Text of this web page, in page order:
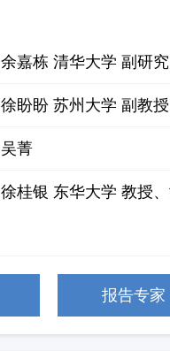
余嘉栋 清华大学 副研
徐盼盼 苏州大学 副教
吴菁
徐桂银 东华大学 教授
报告专家